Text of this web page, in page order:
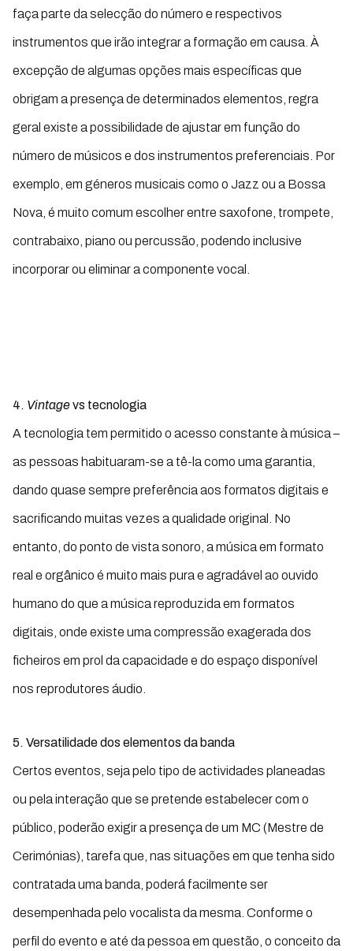
faça parte da selecção do número e respectivos
instrumentos que irão integrar a formação em causa. À
excepção de algumas opções mais específicas que
obrigam a presença de determinados elementos, regra
geral existe a possibilidade de ajustar em função do
número de músicos e dos instrumentos preferenciais. Por
exemplo, em géneros musicais como o Jazz ou a Bossa
Nova, é muito comum escolher entre saxofone, trompete,
contrabaixo, piano ou percussão, podendo inclusive
incorporar ou eliminar a componente vocal.
4. Vintagevs tecnologia
A tecnologia tem permitido o acesso constante à música –
as pessoas habituaram-se a tê-la como uma garantia,
dando quase sempre preferência aos formatos digitais e
sacrificando muitas vezes a qualidade original. No
entanto, do ponto de vista sonoro, a música em formato
real e orgânico é muito mais pura e agradável ao ouvido
humano do que a música reproduzida em formatos
digitais, onde existe uma compressão exagerada dos
ficheiros em prol da capacidade e do espaço disponível
nos reprodutores áudio.
5. Versatilidade dos elementos da banda
Certos eventos, seja pelo tipo de actividades planeadas
ou pela interação que se pretende estabelecer com o
público, poderão exigir a presença de um MC (Mestre de
Cerimónias), tarefa que, nas situações em que tenha sido
contratada uma banda, poderá facilmente ser
desempenhada pelo vocalista da mesma. Conforme o
perfil do evento e até da pessoa em questão, o conceito da